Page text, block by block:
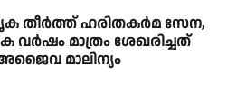
തീര്‍ത്ത് ഹരിതകര്‍മ സേന,
വര്‍ഷം മാത്രം ശേഖരിച്ചത്
അജൈവ മാലിന്യം